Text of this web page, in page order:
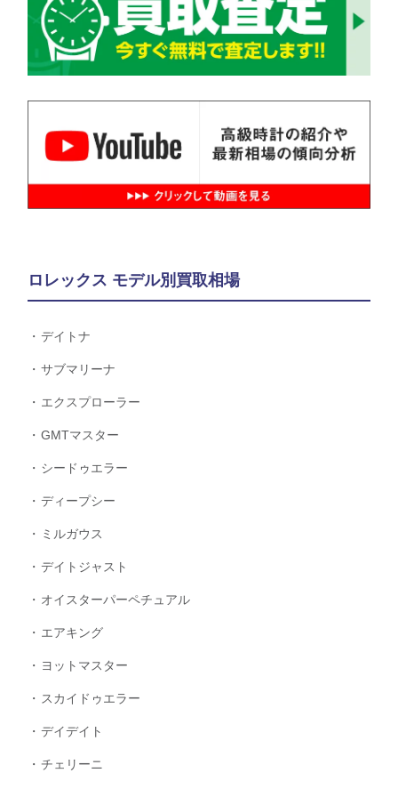
ロレックス モデル別買取相場
デイトナ
サブマリーナ
エクスプローラー
GMTマスター
シードゥエラー
ディープシー
ミルガウス
デイトジャスト
オイスターパーペチュアル
エアキング
ヨットマスター
スカイドゥエラー
デイデイト
チェリーニ